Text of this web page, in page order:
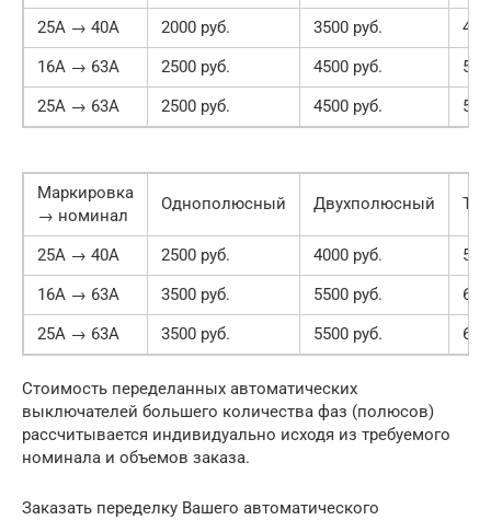
25А → 40А 2000 руб. 3500 руб.
16А → 63А
2500 руб. 4500 руб.
25А → 63А
2500 руб. 4500 руб.
Маркировка
→ номинал
Однополюсный Двухполюсный
25А → 40А 2500 руб. 4000 руб.
16А → 63А
3500 руб. 5500 руб.
25А → 63А
3500 руб. 5500 руб.
Стоимость переделанных автоматических
выключателей большего количества фаз (полюсов)
рассчитывается индивидуально исходя из требуемого
номинала и объемов заказа.
Заказать переделку Вашего автоматического